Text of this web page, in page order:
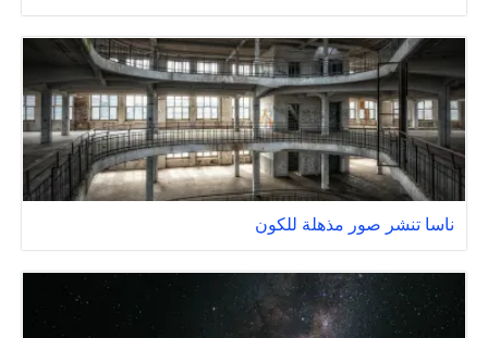
ناسا تنشر صور مذهلة للكون